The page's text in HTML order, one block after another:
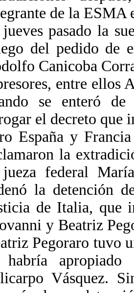
de la ESMA
pasado la
del pedido de
Canicoba
entre ellos
se enteró
el decreto que
España y
la
federal
la detención
de Italia, que
y Beatriz
Pegoraro tuvo
habría
Vásquez.